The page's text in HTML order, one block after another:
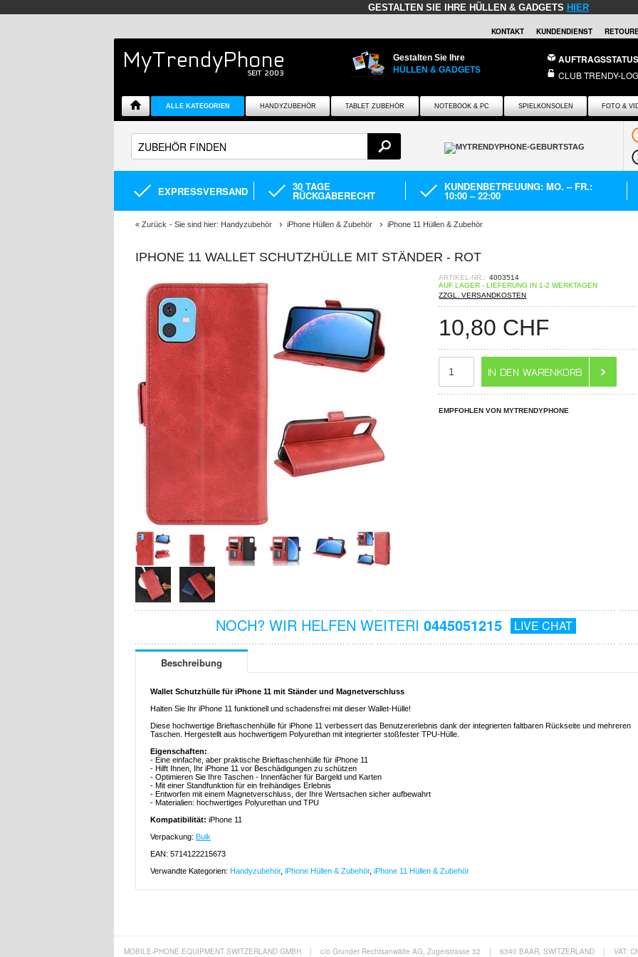
GESTALTEN SIE IHRE HÜLLEN & GADGETS HIER
KONTAKT KUNDENDIENST
Gestalten Sie Ihre
HÜLLEN & GADGETS
AUFTRAGSSTATUS
CLUB TRENDY-
ALLE KATEGORIEN HANDYZUBEHÖR TABLET ZUBEHÖR NOTEBOOK & PC SPIELKONSOLEN FOTO &
EXPRESSVERSAND 30 TAGE
RÜCKGABERECHT
KUNDENBETREUUNG: MO. – FR.:
10:00 – 22:00
« Zurück - Sie sind hier: Handyzubehör iPhone Hüllen & Zubehör iPhone 11 Hüllen & Zubehör
IPHONE 11 WALLET SCHUTZHÜLLE MIT STÄNDER - ROT
ARTIKEL-NR.: 4003514
AUF LAGER - LIEFERUNG IN 1-2 WERKTAGEN
ZZGL. VERSANDKOSTEN
10,80 CHF
EMPFOHLEN VON MYTRENDYPHONE
NOCH? WIR HELFEN WEITERI 0445051215 LIVE CHAT
Beschreibung
Wallet Schutzhülle für iPhone 11 mit Ständer und Magnetverschluss
Halten Sie Ihr iPhone 11 funktionell und schadensfrei mit dieser Wallet-Hülle!
Diese hochwertige Brieftaschenhülle für iPhone 11 verbessert das Benutzererlebnis dank der integrierten faltbaren Rückseite und mehreren
Taschen. Hergestellt aus hochwertigem Polyurethan mit integrierter stoßfester TPU-Hülle.
Eigenschaften:
- Eine einfache, aber praktische Brieftaschenhülle für iPhone 11
- Hilft Ihnen, Ihr iPhone 11 vor Beschädigungen zu schützen
- Optimieren Sie Ihre Taschen - Innenfächer für Bargeld und Karten
- Mit einer Standfunktion für ein freihändiges Erlebnis
- Entworfen mit einem Magnetverschluss, der Ihre Wertsachen sicher aufbewahrt
- Materialien: hochwertiges Polyurethan und TPU
Kompatibilität: iPhone 11
Verpackung: Bulk
EAN: 5714122215673
Verwandte Kategorien: Handyzubehör, iPhone Hüllen & Zubehör, iPhone 11 Hüllen & Zubehör
MOBILE-PHONE EQUIPMENT SWITZERLAND GMBH | c/o Grunder Rechtsanwälte AG, Zugerstrasse 32 | 6340 BAAR, SWITZERLAND | VAT: